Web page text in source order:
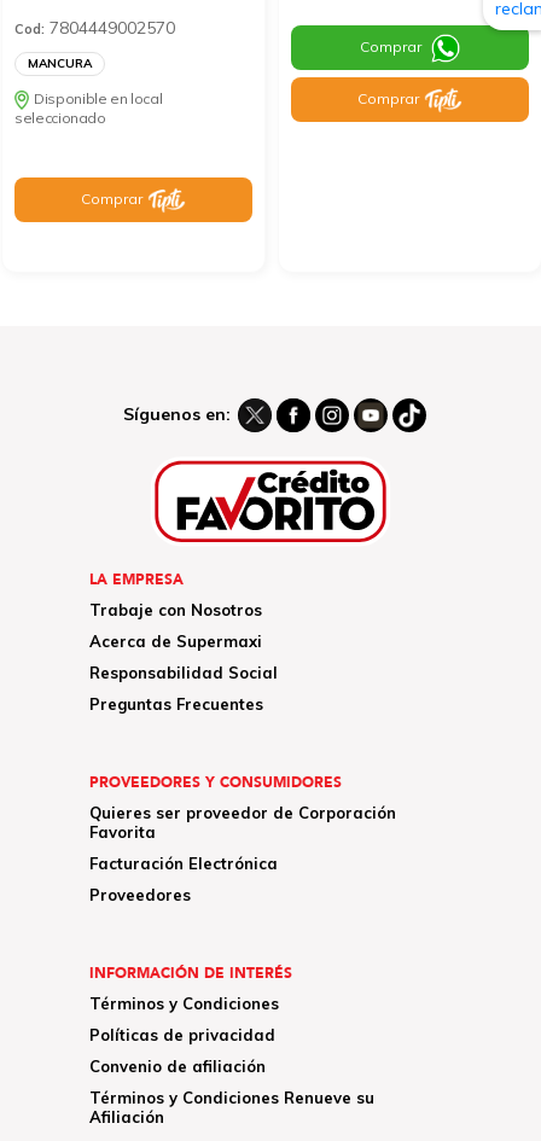
Cod: 7804449002570
MANCURA
Disponible en local
seleccionado
Comprar
Comprar
Comprar
Síguenos en:
LA EMPRESA
Trabaje con Nosotros
Acerca de Supermaxi
Responsabilidad Social
Preguntas Frecuentes
PROVEEDORES Y CONSUMIDORES
Quieres ser proveedor de Corporación
Favorita
Facturación Electrónica
Proveedores
INFORMACIÓN DE INTERÉS
Términos y Condiciones
Políticas de privacidad
Convenio de afiliación
Términos y Condiciones Renueve su
Afiliación